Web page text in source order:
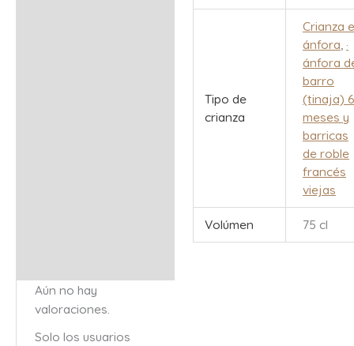
Tipo de
crianza
Crianza
ánfora ·
ánfora
barro
(tinaja)
meses y
barricas
de roble
francés
viejas
Volúmen 75 cl
Aún no hay
valoraciones.
Solo los usuarios